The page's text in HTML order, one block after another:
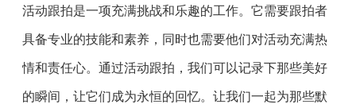
活动跟拍是一项充满挑战和乐趣的工作。它需要跟拍者
具备专业的技能和素养，同时也需要他们对活动充满热
情和责任心。通过活动跟拍，我们可以记录下那些美好
的瞬间，让它们成为永恒的回忆。让我们一起为那些默